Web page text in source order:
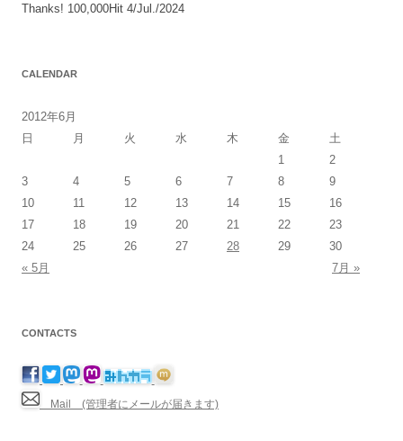
Thanks! 100,000Hit 4/Jul./2024
CALENDAR
2012年6月
日
月 火 水 木 金
土
1
2
3
4 5 6 7 8
9
10
11 12 13 14 15
16
17
18 19 20 21 22
23
24
25 26 27 28 29
30
« 5月
7月 »
CONTACTS
Mail (管理者にメールが届きます)